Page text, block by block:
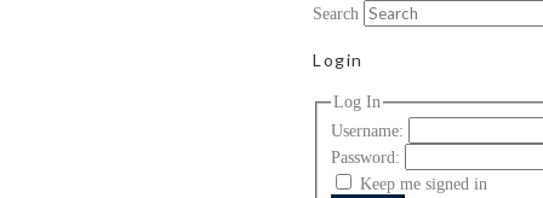
Search
Login
Log In
Username:
Password:
Keep me signed in